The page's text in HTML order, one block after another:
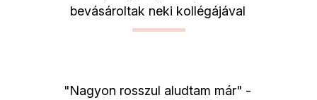
bevásároltak neki kollégájával
"Nagyon rosszul aludtam már" -